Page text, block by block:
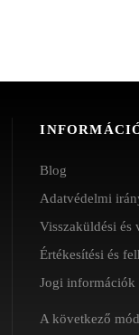
Blog
Adatvédelmi
Visszaküldési és
Értékesítési és
Jogi információk
A következő